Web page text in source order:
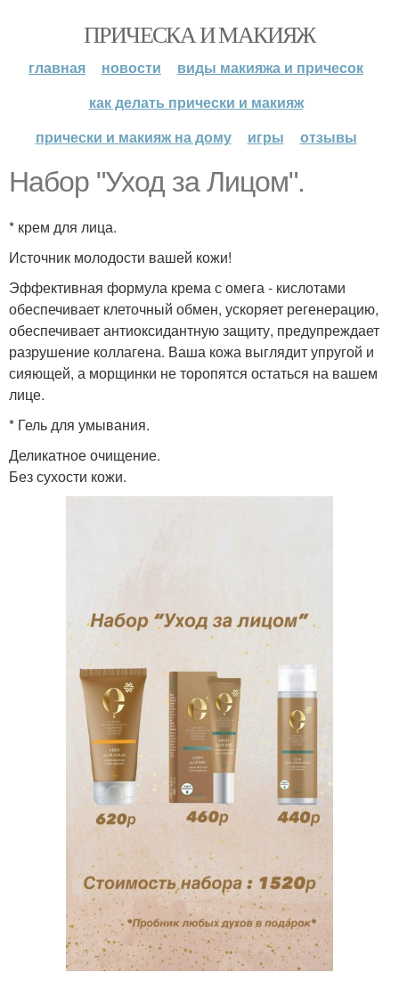
ПРИЧЕСКА И МАКИЯЖ
главная новости
виды макияжа и причесок
как делать прически и макияж
прически и макияж на дому
игры отзывы
Набор "Уход за Лицом".
* крем для лица.
Источник молодости вашей кожи!
Эффективная формула крема с омега - кислотами
обеспечивает клеточный обмен, ускоряет регенерацию,
обеспечивает антиоксидантную защиту, предупреждает
разрушение коллагена. Ваша кожа выглядит упругой и
сияющей, а морщинки не торопятся остаться на вашем
лице.
* Гель для умывания.
Деликатное очищение.
Без сухости кожи.